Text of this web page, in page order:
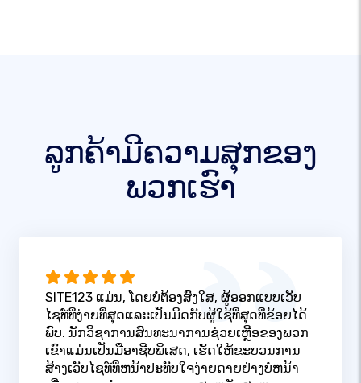
ລູກຄ້າມີຄວາມສຸກຂອງ
ພວກເຮົາ
SITE123 ແມ່ນ, ໂດຍບໍ່ຕ້ອງສົງໃສ, ຜູ້ອອກແບບເວັບ
ໄຊທ໌ທີ່ງ່າຍທີ່ສຸດແລະເປັນມິດກັບຜູ້ໃຊ້ທີ່ສຸດທີ່ຂ້ອຍໄດ້
ພົບ. ນັກວິຊາການສົນທະນາການຊ່ວຍເຫຼືອຂອງພວກ
ເຂົາແມ່ນເປັນມືອາຊີບພິເສດ, ເຮັດໃຫ້ຂະບວນການ
ສ້າງເວັບໄຊທ໌ທີ່ຫນ້າປະທັບໃຈງ່າຍດາຍຢ່າງບໍ່ຫນ້າ